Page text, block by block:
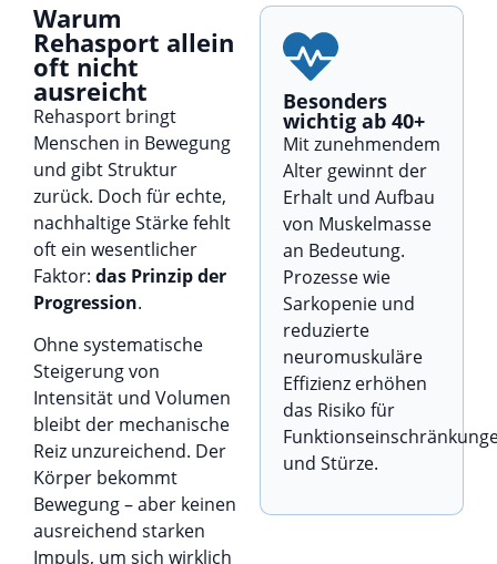
Warum
Rehasport allein
oft nicht
ausreicht
Rehasport bringt
Menschen in Bewegung
und gibt Struktur
zurück. Doch für echte,
nachhaltige Stärke fehlt
oft ein wesentlicher
Faktor: das Prinzip der
Progression.
Ohne systematische
Steigerung von
Intensität und Volumen
bleibt der mechanische
Reiz unzureichend. Der
Körper bekommt
Bewegung – aber keinen
ausreichend starken
Impuls, um sich wirklich
Besonders
wichtig ab 40+
Mit zunehmendem
Alter gewinnt der
Erhalt und Aufbau
von Muskelmasse
an Bedeutung.
Prozesse wie
Sarkopenie und
reduzierte
neuromuskuläre
Effizienz erhöhen
das Risiko für
und Stürze.